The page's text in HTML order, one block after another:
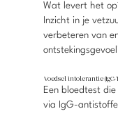
Wat levert het
Inzicht in je
verbeteren van
Voedsel intolerantie (IgG-
Een bloedtest
via IgG-